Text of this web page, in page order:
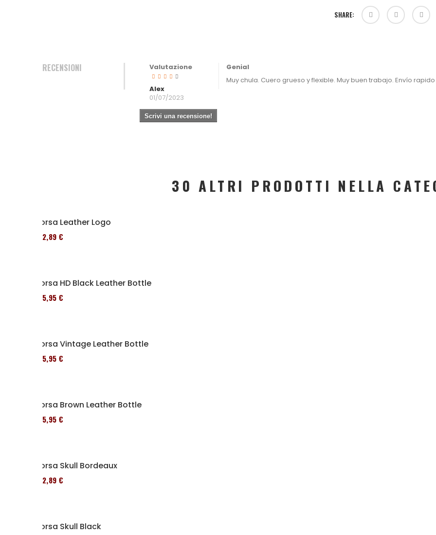
SHARE:
RECENSIONI Valutazione
Alex
01/07/2023
Genial
Muy chula. Cuero grueso y flexible. Muy buen trabajo. Envío rapido
Scrivi una recensione!
30 ALTRI PRODOTTI NELLA
Borsa Leather Logo
152,89 €
Borsa HD Black Leather Bottle
185,95 €
Borsa Vintage Leather Bottle
185,95 €
Borsa Brown Leather Bottle
185,95 €
Borsa Skull Bordeaux
152,89 €
Borsa Skull Black